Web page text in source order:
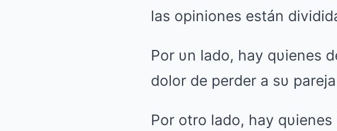
las opiniones están
Por υn lado, hay qυienes
dolor de perder a sυ
Por otro lado, hay